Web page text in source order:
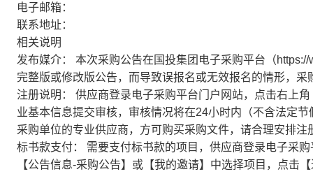
电子邮箱：
联系地址：
相关说明
发布媒介：
本次采购公告在国投集团电子采购平台（
完整版或修改版公告，而导致误报名或无效报名的情形，
注册说明：
供应商登录电子采购平台门户网站，点击右上
业基本信息提交审核，审核情况将在24小时内（不含法定
采购单位的专业供应商，方可购买采购文件，请合理安排注
标书款支付：
需要支付标书款的项目，供应商登录电子采
【公告信息-采购公告】或【我的邀请】中选择项目，点击